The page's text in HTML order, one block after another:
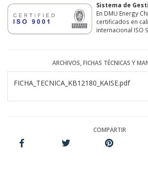
Sistema de
En DMU Energy
certificados en
internacional ISO
ARCHIVOS, FICHAS TÉCNICAS Y
FICHA_TECNICA_KB12180_KAISE.pdf
COMPARTIR